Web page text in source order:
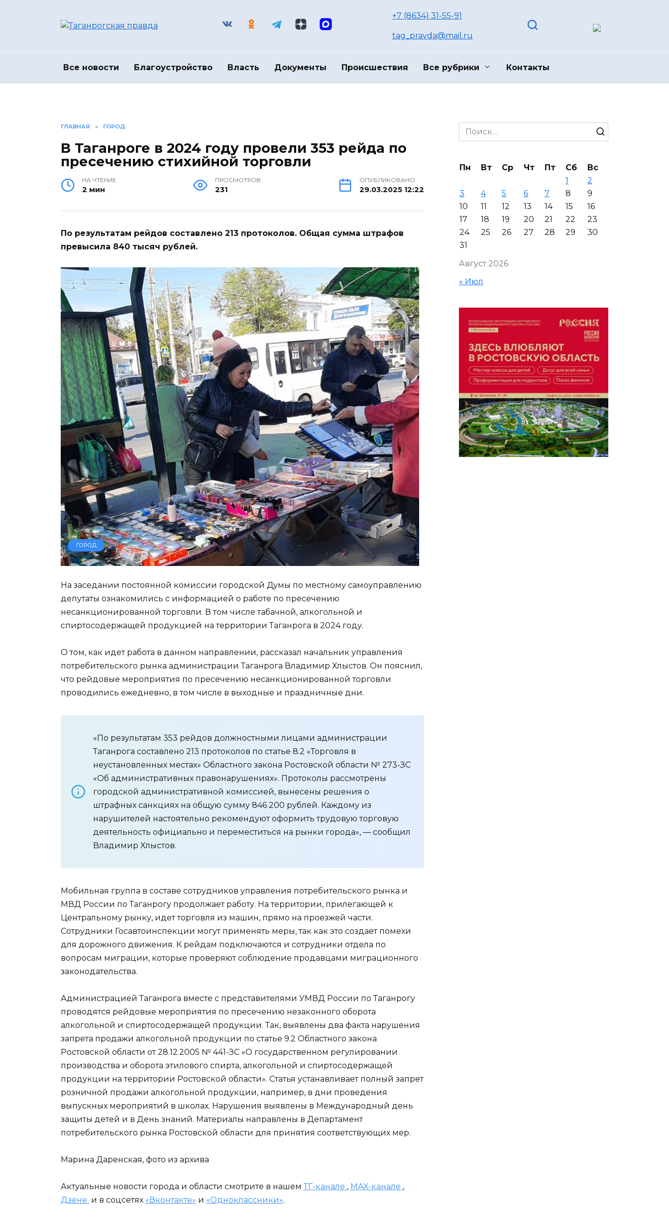
+7 (8634) 31-55-91
tag_pravda@mail.ru
Все новости Благоустройство Власть Документы Происшествия Все рубрики Контакты
ГЛАВНАЯ » ГОРОД
В Таганроге в 2024 году провели 353 рейда по
пресечению стихийной торговли
НА ЧТЕНИЕ
2 мин
ПРОСМОТРОВ
231
ОПУБЛИКОВАНО
29.03.2025 12:22
По результатам рейдов составлено 213 протоколов. Общая сумма штрафов
превысила 840 тысяч рублей.
ГОРОД
На заседании постоянной комиссии городской Думы по местному самоуправлению
депутаты ознакомились с информацией о работе по пресечению
несанкционированной торговли. В том числе табачной, алкогольной и
спиртосодержащей продукцией на территории Таганрога в 2024 году.
О том, как идет работа в данном направлении, рассказал начальник управления
потребительского рынка администрации Таганрога Владимир Хлыстов. Он пояснил,
что рейдовые мероприятия по пресечению несанкционированной торговли
проводились ежедневно, в том числе в выходные и праздничные дни.
«По результатам 353 рейдов должностными лицами администрации
Таганрога составлено 213 протоколов по статье 8.2 «Торговля в
неустановленных местах» Областного закона Ростовской области № 273-ЗС
«Об административных правонарушениях». Протоколы рассмотрены
городской административной комиссией, вынесены решения о
штрафных санкциях на общую сумму 846 200 рублей. Каждому из
нарушителей настоятельно рекомендуют оформить трудовую торговую
деятельность официально и переместиться на рынки города», — сообщил
Владимир Хлыстов.
Мобильная группа в составе сотрудников управления потребительского рынка и
МВД России по Таганрогу продолжает работу. На территории, прилегающей к
Центральному рынку, идет торговля из машин, прямо на проезжей части.
Сотрудники Госавтоинспекции могут применять меры, так как это создает помехи
для дорожного движения. К рейдам подключаются и сотрудники отдела по
вопросам миграции, которые проверяют соблюдение продавцами миграционного
законодательства.
Администрацией Таганрога вместе с представителями УМВД России по Таганрогу
проводятся рейдовые мероприятия по пресечению незаконного оборота
алкогольной и спиртосодержащей продукции. Так, выявлены два факта нарушения
запрета продажи алкогольной продукции по статье 9.2 Областного закона
Ростовской области от 28.12.2005 № 441-ЗС «О государственном регулировании
производства и оборота этилового спирта, алкогольной и спиртосодержащей
продукции на территории Ростовской области». Статья устанавливает полный запрет
розничной продажи алкогольной продукции, например, в дни проведения
выпускных мероприятий в школах. Нарушения выявлены в Международный день
защиты детей и в День знаний. Материалы направлены в Департамент
потребительского рынка Ростовской области для принятия соответствующих мер.
Марина Даренская, фото из архива
Актуальные новости города и области смотрите в нашем ТГ-канале , МАХ-канале ,
Дзене и в соцсетях «Вконтакте» и «Одноклассники».
Search
for:
Август 2026
Пн Вт Ср Чт Пт Сб
Вс
1
2
3
4 5 6 7 8
9
10
11 12 13 14 15
16
17
18 19 20 21 22
23
24
25 26 27 28 29
30
31
« Июл